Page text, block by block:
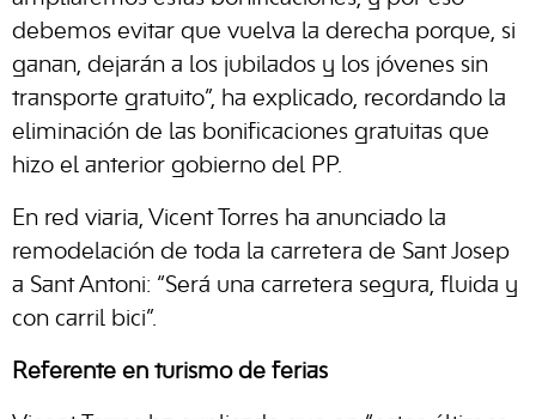
debemos evitar que vuelva la derecha porque, si
ganan, dejarán a los jubilados y los jóvenes sin
transporte gratuito”, ha explicado, recordando la
eliminación de las bonificaciones gratuitas que
hizo el anterior gobierno del PP.
En red viaria, Vicent Torres ha anunciado la
remodelación de toda la carretera de Sant Josep
a Sant Antoni: “Será una carretera segura, fluida y
con carril bici”.
Referente en turismo de ferias